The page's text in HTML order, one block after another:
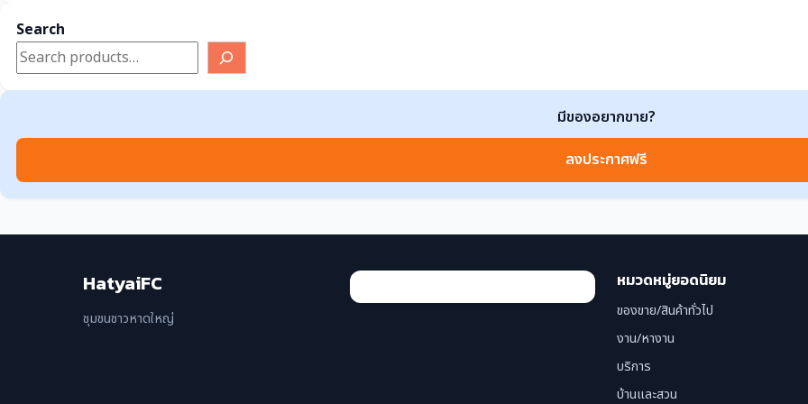
พระนครศรีอยุธยา
Search
มีของอยากขาย?
ลงประกาศฟรี
HatyaiFC
ชุมชนชาวหาดใหญ่
หมวดหมู่ยอดนิยม
ของขาย/สินค้าทั่วไป
งาน/หางาน
บริการ
บ้านและสวน